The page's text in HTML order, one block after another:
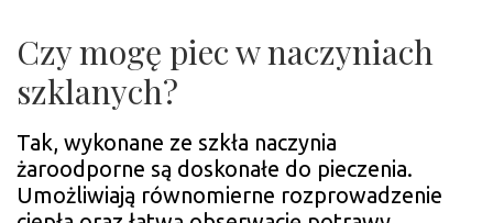
Czy mogę piec w naczyniach
szklanych?
Tak, wykonane ze szkła naczynia
żaroodporne są doskonałe do pieczenia.
Umożliwiają równomierne rozprowadzenie